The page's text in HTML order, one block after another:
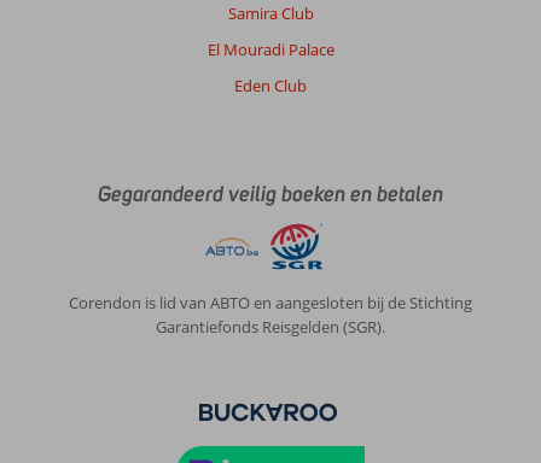
Samira Club
El Mouradi Palace
Eden Club
Gegarandeerd veilig boeken en betalen
Corendon is lid van ABTO en aangesloten bij de Stichting
Garantiefonds Reisgelden (SGR).